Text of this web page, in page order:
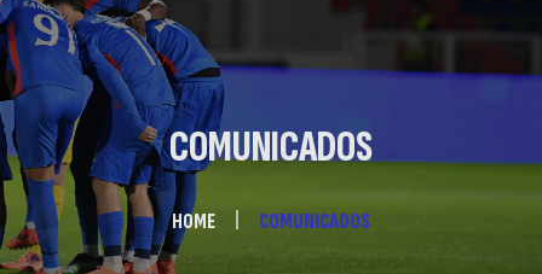
COMUNICADOS
HOME COMUNICADOS